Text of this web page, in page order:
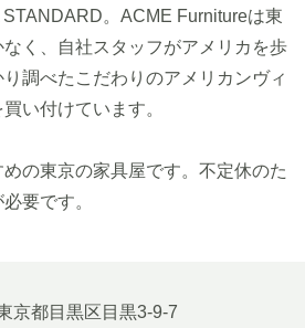
。ACME Furnitureは東
く、自社スタッフがアメリカを歩
調べたこだわりのアメリカンヴィ
い付けています。
の東京の家具屋です。不定休のた
要です。
都目黒区目黒3-9-7